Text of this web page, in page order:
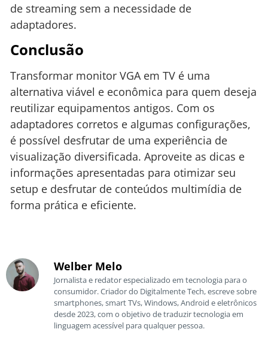
de streaming sem a necessidade de
adaptadores.
Conclusão
Transformar monitor VGA em TV é uma
alternativa viável e econômica para quem deseja
reutilizar equipamentos antigos. Com os
adaptadores corretos e algumas configurações,
é possível desfrutar de uma experiência de
visualização diversificada. Aproveite as dicas e
informações apresentadas para otimizar seu
setup e desfrutar de conteúdos multimídia de
forma prática e eficiente.
Welber Melo
Jornalista e redator especializado em tecnologia para o
consumidor. Criador do Digitalmente Tech, escreve sobre
smartphones, smart TVs, Windows, Android e eletrônicos
desde 2023, com o objetivo de traduzir tecnologia em
linguagem acessível para qualquer pessoa.